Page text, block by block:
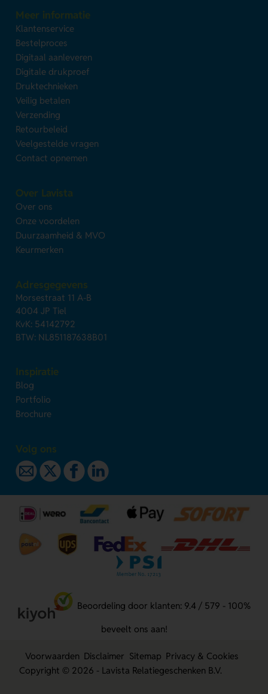
Meer informatie
Klantenservice
Bestelproces
Digitaal aanleveren
Digitale drukproef
Druktechnieken
Veilig betalen
Verzending
Retourbeleid
Veelgestelde vragen
Contact opnemen
Over Lavista
Over ons
Onze voordelen
Duurzaamheid & MVO
Keurmerken
Adresgegevens
Morsestraat 11 A-B
4004 JP Tiel
KvK: 54142792
BTW: NL851187638B01
Inspiratie
Blog
Portfolio
Brochure
Volg ons
Beoordeling door klanten: 9.4 / 579 - 100%
beveelt ons aan!
Voorwaarden Disclaimer Sitemap Privacy & Cookies
Copyright © 2026 - Lavista Relatiegeschenken B.V.